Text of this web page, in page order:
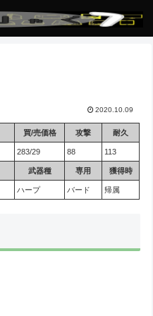
2020.10.09
買/売価格 攻撃 耐久
283/29 88 113
武器種 専用 獲得時
ハープ バード 帰属